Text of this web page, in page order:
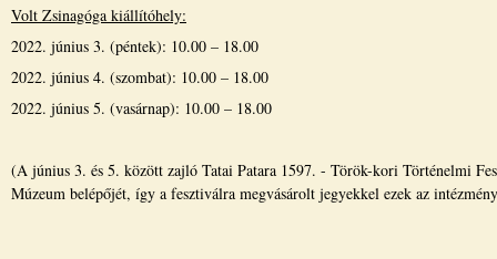
Volt Zsinagóga kiállítóhely:
2022. június 3. (péntek): 10.00 – 18.00
2022. június 4. (szombat): 10.00 – 18.00
2022. június 5. (vasárnap): 10.00 – 18.00
(A június 3. és 5. között zajló Tatai Patara 1597. - Török-kori Történelmi
Múzeum belépőjét, így a fesztiválra megvásárolt jegyekkel ezek az